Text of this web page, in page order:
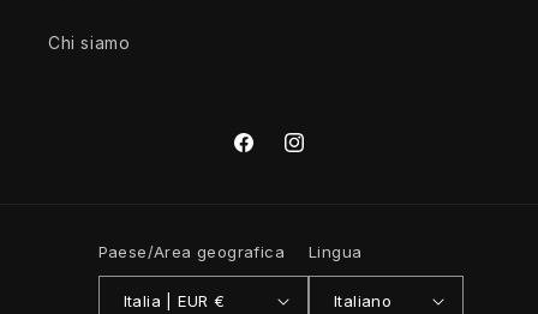
Chi siamo
FacebookInstagram
Paese/Area geografica
Italia | EUR €
Lingua
Italiano